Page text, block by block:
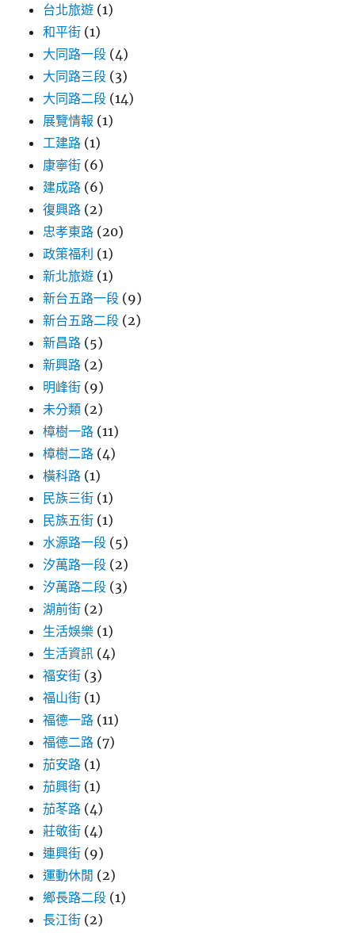
台北旅遊 (1)
和平街 (1)
大同路一段 (4)
大同路三段 (3)
大同路二段 (14)
展覽情報 (1)
工建路 (1)
康寧街 (6)
建成路 (6)
復興路 (2)
忠孝東路 (20)
政策福利 (1)
新北旅遊 (1)
新台五路一段 (9)
新台五路二段 (2)
新昌路 (5)
新興路 (2)
明峰街 (9)
未分類 (2)
樟樹一路 (11)
樟樹二路 (4)
橫科路 (1)
民族三街 (1)
民族五街 (1)
水源路一段 (5)
汐萬路一段 (2)
汐萬路二段 (3)
湖前街 (2)
生活娛樂 (1)
生活資訊 (4)
福安街 (3)
福山街 (1)
福德一路 (11)
福德二路 (7)
茄安路 (1)
茄興街 (1)
茄苳路 (4)
莊敬街 (4)
連興街 (9)
運動休閒 (2)
鄉長路二段 (1)
長江街 (2)